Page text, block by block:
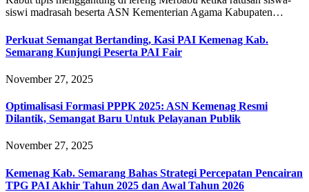
siswi madrasah beserta ASN Kementerian Agama Kabupaten…
Perkuat Semangat Bertanding, Kasi PAI Kemenag Kab.
Semarang Kunjungi Peserta PAI Fair
November 27, 2025
Optimalisasi Formasi PPPK 2025: ASN Kemenag Resmi
Dilantik, Semangat Baru Untuk Pelayanan Publik
November 27, 2025
Kemenag Kab. Semarang Bahas Strategi Percepatan Pencairan
TPG PAI Akhir Tahun 2025 dan Awal Tahun 2026